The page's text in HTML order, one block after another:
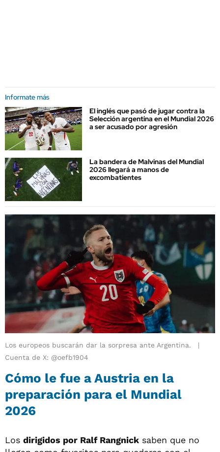
Informate más
El inglés que pasó de jugar contra la
Selección argentina en el Mundial 2026
a ser acusado por agresión
La bandera de Malvinas del Mundial
2026 llegará a manos de
excombatientes
Los europeos buscarán dar la sorpresa ante Argentina.
Cuenta de X: @oefb1904
Cómo le fue a Austria en la
preparación para el Mundial
2026
Los dirigidos por Ralf Rangnick saben que no